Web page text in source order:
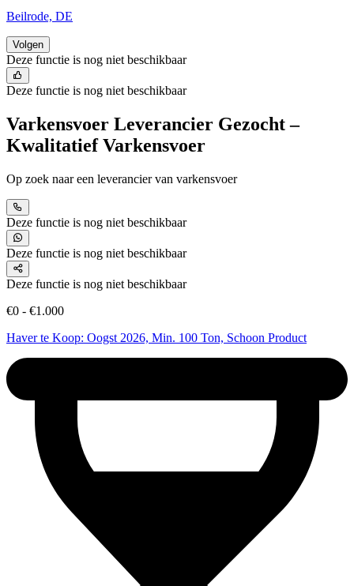
Beilrode, DE
Volgen
Deze functie is nog niet beschikbaar
Deze functie is nog niet beschikbaar
Varkensvoer Leverancier Gezocht –
Kwalitatief Varkensvoer
Op zoek naar een leverancier van varkensvoer
Deze functie is nog niet beschikbaar
Deze functie is nog niet beschikbaar
Deze functie is nog niet beschikbaar
€0 - €1.000
Haver te Koop: Oogst 2026, Min. 100 Ton, Schoon Product